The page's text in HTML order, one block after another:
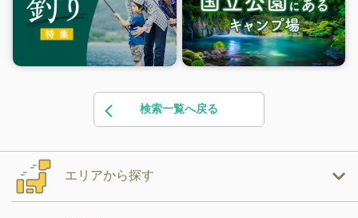
検索一覧へ戻る
エリアから探す